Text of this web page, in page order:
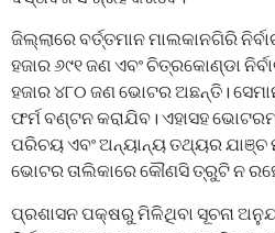
ଜିଲ୍ଲାରେ ବର୍ତ୍ତମାନ ମାଲକାନଗିରି
ହଜାର ୬୯୧ ଜଣ ଏବଂ ଚିତ୍ରକୋଣ୍ଡା
ହଜାର ୪୮୦ ଜଣ ଭୋଟର ଅଛନ୍ତି।
ଫର୍ମ ବଣ୍ଟନ କରାଯିବ। ଏହାସହ
ପରିଚୟ ଏବଂ ଅନ୍ୟାନ୍ୟ ତଥ୍ୟର ଯାଞ୍ଚ
ଭୋଟର ତାଲିକାରେ କୌଣସି ତ୍ରୁଟି ନ
ପ୍ରଶାସନ ପକ୍ଷରୁ ମିଳିଥିବା ସୂଚନା